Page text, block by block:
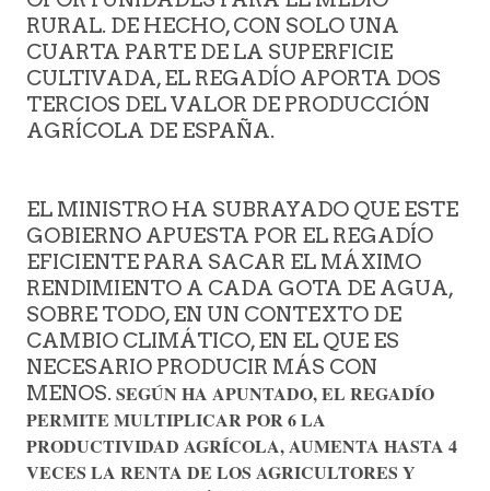
RURAL. DE HECHO, CON SOLO UNA
CUARTA PARTE DE LA SUPERFICIE
CULTIVADA, EL REGADÍO APORTA DOS
TERCIOS DEL VALOR DE PRODUCCIÓN
AGRÍCOLA DE ESPAÑA.
EL MINISTRO HA SUBRAYADO QUE ESTE
GOBIERNO APUESTA POR EL REGADÍO
EFICIENTE PARA SACAR EL MÁXIMO
RENDIMIENTO A CADA GOTA DE AGUA,
SOBRE TODO, EN UN CONTEXTO DE
CAMBIO CLIMÁTICO, EN EL QUE ES
NECESARIO PRODUCIR MÁS CON
MENOS.SEGÚN HA APUNTADO, EL REGADÍO
PERMITE MULTIPLICAR POR 6 LA
PRODUCTIVIDAD AGRÍCOLA, AUMENTA HASTA 4
VECES LA RENTA DE LOS AGRICULTORES Y